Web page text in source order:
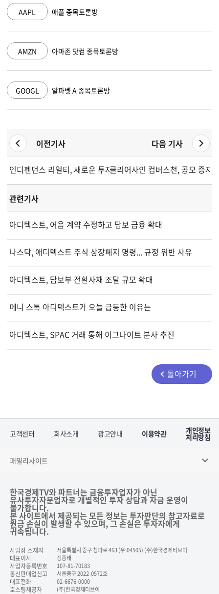
AAPL 애플 종목토론방
AMZN 아마존 닷컴 종목토론방
GOOGL 알파벳 A 종목토론방
이전기사 다음 기사
인디펜던스 리얼티, 새로운 투자자 프레젠테이션 자료 공개
클리어사인 컴버스천, 공모 증자
관련기사
아디텍스트, 어음 계약 수정하고 담보 금융 확대
나스닥, 애디텍스트 주식 상장폐지 명령... 규정 위반 사유
아디텍스트, 담보부 전환사채 조달 규모 확대
페니 스톡 아디텍스트가 오늘 급등한 이유는
아디텍스트, SPAC 거래 통해 이그나이트 분사 추진
돌아가기
고객센터 회사소개 광고안내 이용약관 개인정보
처리방침
패밀리사이트
한국경제TV와 파트너는 금융투자업자가 아닌
유사투자자문업자로 개별적인 투자 상담과 자금 운영이
불가합니다.
본 사이트에서 제공되는 모든 정보는 투자판단의 참고자료로
원금 손실이 발생할 수 있으며, 그 손실은 투자자에게
귀속됩니다.
사업장 소재지 서울특별시 중구 청파로 463 (우:04505) (주)한국경제티브이
대표이사 정종태
사업자등록번호 107-81-70183
통신판매업신고 서울중구 2022-0572호
대표전화 02-6676-0000
호스팅제공자 (주)한국경제티브이